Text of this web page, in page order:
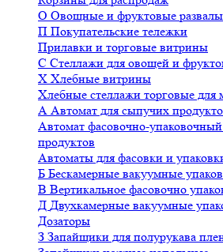
О Овощные и фруктовые развалы
П Покупательские тележки
Прилавки и торговые витрины
С Стеллажи для овощей и
Х Хлебные витрины
Хлебные стеллажи торговые для
А Автомат для сыпучих
Автомат фасовочно-
продуктов
Автоматы для фасовки и
Б Бескамерные вакуумные
В Вертикальное фасовочно
Д Двухкамерные вакуумные
Дозаторы
З Запайщики для полурукава